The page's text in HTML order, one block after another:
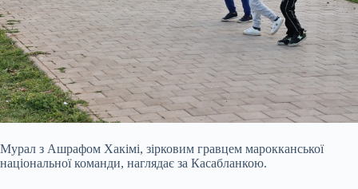
Мурал з Ашрафом Хакімі, зірковим гравцем марокканської
національної команди, наглядає за Касабланкою.